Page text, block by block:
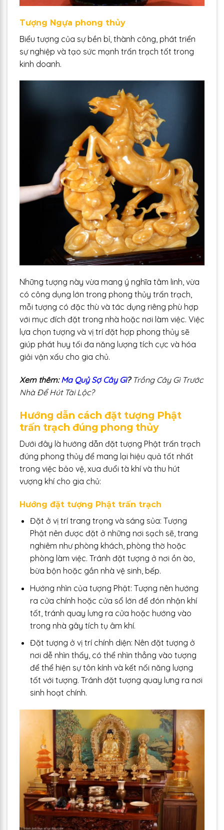
Tượng Ngựa phong thủy
Biểu tượng của sự bền bỉ, thành công, phát triển
sự nghiệp và tạo sức mạnh trấn trạch tốt trong
kinh doanh.
Những tượng này vừa mang ý nghĩa tâm linh, vừa
có công dụng lớn trong phong thủy trấn trạch,
mỗi tượng có đặc thù và tác dụng riêng phù hợp
với mục đích đặt trong nhà hoặc nơi làm việc. Việc
lựa chọn tượng và vị trí đặt hợp phong thủy sẽ
giúp phát huy tối đa năng lượng tích cực và hóa
giải vận xấu cho gia chủ.
Xem thêm:Ma Quỷ Sợ Cây Gì?Trồng Cây Gì Trước
Nhà Để Hút Tài Lộc?
Hướng dẫn cách đặt tượng Phật
trấn trạch đúng phong thủy
Dưới đây là hướng dẫn đặt tượng Phật trấn trạch
đúng phong thủy để mang lại hiệu quả tốt nhất
trong việc bảo vệ, xua đuổi tà khí và thu hút
vượng khí cho gia chủ:
Hướng đặt tượng Phật trấn trạch
Đặt ở vị trí trang trọng và sáng sủa: Tượng
Phật nên được đặt ở những nơi sạch sẽ, trang
nghiêm như phòng khách, phòng thờ hoặc
phòng làm việc. Tránh đặt tượng ở nơi ồn ào,
bừa bộn hoặc gần nhà vệ sinh, bếp.
Hướng nhìn của tượng Phật: Tượng nên hướng
ra cửa chính hoặc cửa sổ lớn để đón nhận khí
tốt, tránh quay lưng ra cửa hoặc hướng vào
trong nhà gây tích tụ âm khí.
Đặt tượng ở vị trí chính diện: Nên đặt tượng ở
nơi dễ nhìn thấy, có thể nhìn thẳng vào tượng
để thể hiện sự tôn kính và kết nối năng lượng
tốt với tượng. Tránh đặt tượng quay lưng ra nơi
sinh hoạt chính.